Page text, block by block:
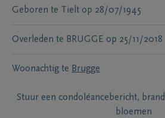
Geboren te Tielt op 28/07/1945
Overleden te BRUGGE op 25/11/2018
Woonachtig te Brugge
Stuur een condoléancebericht,
bloemen